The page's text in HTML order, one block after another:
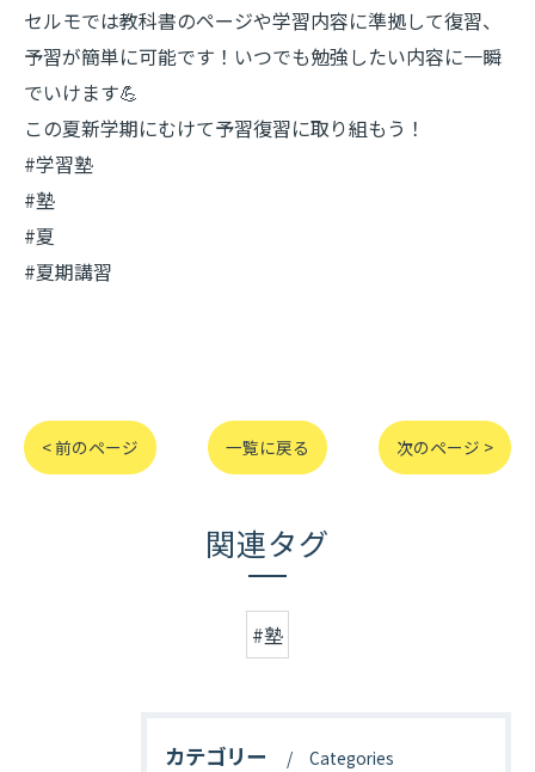
セルモでは教科書のページや学習内容に準拠して復習、
予習が簡単に可能です！いつでも勉強したい内容に一瞬
でいけます💪
この夏新学期にむけて予習復習に取り組もう！
#学習塾
#塾
#夏
#夏期講習
< 前のページ 一覧に戻る 次のページ >
関連タグ
#塾
カテゴリー Categories